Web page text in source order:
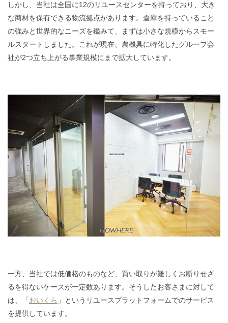
しかし、当社は全国に12のリユースセンターを持っており、大き
な商材を保有できる物流拠点があります。倉庫を持っていること
の強みと世界的なニーズを鑑みて、まずは小さな規模からスモー
ルスタートしました。これが現在、農機具に特化したグループ会
社が2つ立ち上がる事業規模にまで拡大しています。
一方、当社では低価格のものなど、買い取りが難しくお断りせざ
るを得ないケースが一定数あります。そうしたお客さまに対して
は、「おいくら 」というリユースプラットフォームでのサービス
を提供しています。